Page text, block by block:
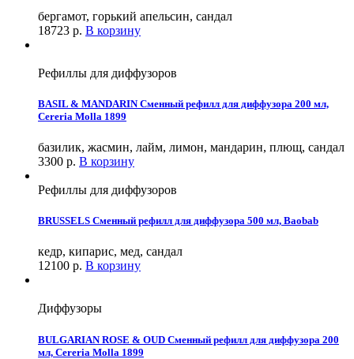
бергамот, горький апельсин, сандал
18723 р. В корзину
Рефиллы для диффузоров
BASIL & MANDARIN Сменный рефилл для диффузора 200 мл,
Cereria Molla 1899
базилик, жасмин, лайм, лимон, мандарин, плющ, сандал
3300 р. В корзину
Рефиллы для диффузоров
BRUSSELS Сменный рефилл для диффузора 500 мл, Baobab
кедр, кипарис, мед, сандал
12100 р. В корзину
Диффузоры
BULGARIAN ROSE & OUD Сменный рефилл для диффузора 200
мл, Cereria Molla 1899